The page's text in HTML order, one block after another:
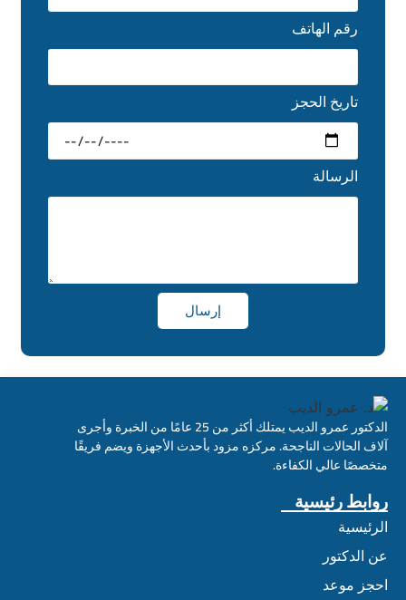
رقم الهاتف
تاريخ الحجز
الرسالة
إرسال
الدكتور عمرو الديب يمتلك أكثر من 25 عامًا من الخبرة وأجرى
آلاف الحالات الناجحة. مركزه مزود بأحدث الأجهزة ويضم فريقًا
متخصصًا عالي الكفاءة.
روابط رئيسية
الرئيسية
عن الدكتور
احجز موعد